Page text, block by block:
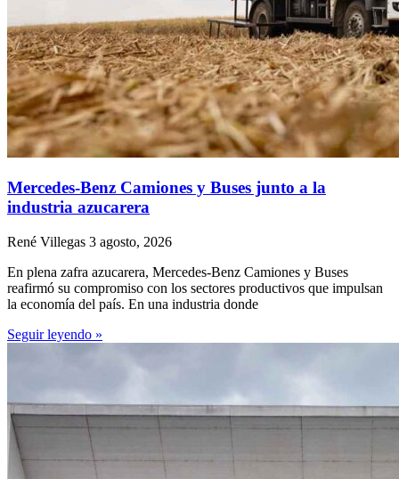
Mercedes-Benz Camiones y Buses junto a la
industria azucarera
René Villegas 3 agosto, 2026
En plena zafra azucarera, Mercedes-Benz Camiones y Buses
reafirmó su compromiso con los sectores productivos que impulsan
la economía del país. En una industria donde
Seguir leyendo »